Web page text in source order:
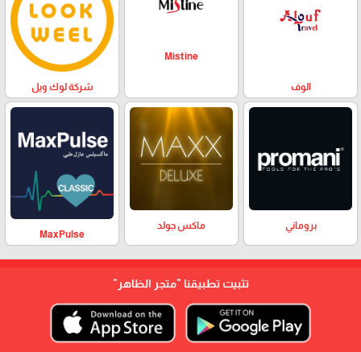
الوف
Mistine
شركة لوك ويل
بروماني ماكس جولد
MaxPulse
تثبيت تطبيقنا "متجر الظاهر"